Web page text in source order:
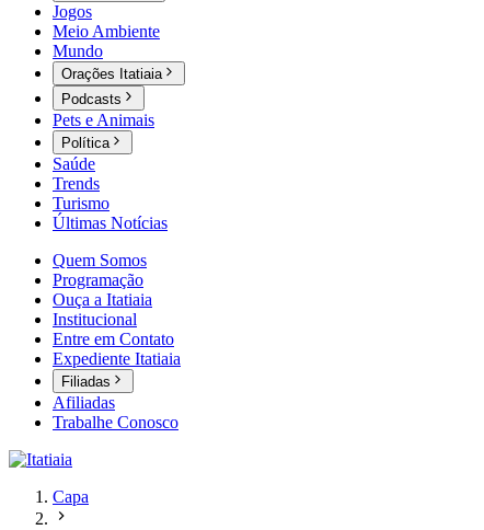
Jogos
Meio Ambiente
Mundo
Orações Itatiaia
Podcasts
Pets e Animais
Política
Saúde
Trends
Turismo
Últimas Notícias
Quem Somos
Programação
Ouça a Itatiaia
Institucional
Entre em Contato
Expediente Itatiaia
Filiadas
Afiliadas
Trabalhe Conosco
Capa